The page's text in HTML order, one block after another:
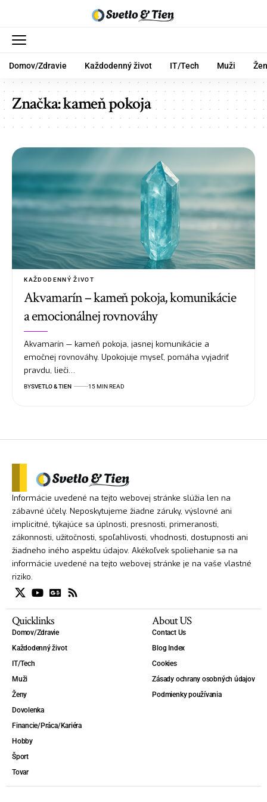
Domov/Zdravie Každodenný život IT/Tech Muži
Značka:kameň pokoja
KAŽDODENNÝ ŽIVOT
Akvamarín – kameň pokoja, komunikácie
a emocionálnej rovnováhy
Akvamarín — kameň pokoja, jasnej komunikácie a
emočnej rovnováhy. Upokojuje myseľ, pomáha vyjadriť
pravdu, lieči…
BYSVETLO & TIEN 15 MIN READ
Informácie uvedené na tejto webovej stránke slúžia len na
zábavné účely. Neposkytujeme žiadne záruky, výslovné ani
implicitné, týkajúce sa úplnosti, presnosti, primeranosti,
zákonnosti, užitočnosti, spoľahlivosti, vhodnosti, dostupnosti ani
žiadneho iného aspektu údajov. Akékoľvek spoliehanie sa na
informácie uvedené na tejto webovej stránke je na vaše vlastné
riziko.
Quicklinks
Domov/Zdravie
Každodenný život
IT/Tech
Muži
Ženy
Dovolenka
Financie/Práca/Kariéra
Hobby
Šport
Tovar
About US
Contact Us
Blog Index
Cookies
Zásady ochrany osobných údajov
Podmienky používania